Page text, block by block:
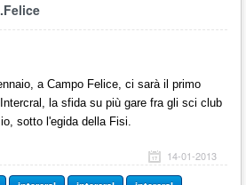
a Campo Felice, ci sarà il primo
la sfida su più gare fra gli sci club
sotto l'egida della Fisi.
14-01-2013